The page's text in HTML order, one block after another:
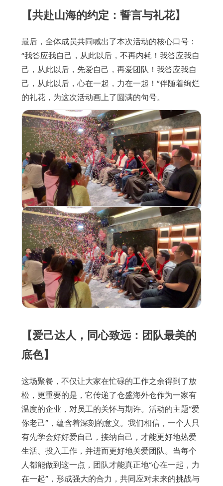
【共赴山海的约定：誓言与礼花】
最后，全体成员共同喊出了本次活动的核心口号：
“我答应我自己，从此以后，不再内耗！我答应我自
己，从此以后，先爱自己，再爱团队！我答应我自
己，从此以后，心在一起，力在一起！”伴随着绚烂
的礼花，为这次活动画上了圆满的句号。
【爱己达人，同心致远：团队最美的
底色】
这场聚餐，不仅让大家在忙碌的工作之余得到了放
松，更重要的是，它传递了仓盛海外仓作为一家有
温度的企业，对员工的关怀与期许。活动的主题“爱
你老己”，蕴含着深刻的意义。我们相信，一个人只
有先学会好好爱自己，接纳自己，才能更好地热爱
生活、投入工作，并进而更好地关爱团队。当每个
人都能做到这一点，团队才能真正地“心在一起，力
在一起”，形成强大的合力，共同应对未来的挑战与